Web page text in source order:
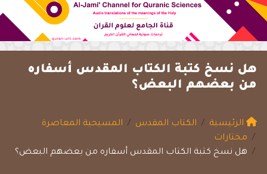
هل نسخ كتبة الكتاب المقدس أسفاره
من بعضهم البعض؟
الرئيسية الكتاب المقدس
المسيحية المعاصرة
مختارات
هل نسخ كتبة الكتاب المقدس أسفاره من بعضهم البعض؟